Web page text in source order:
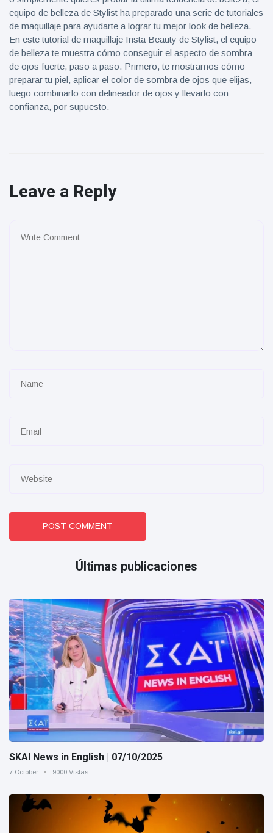
equipo de belleza de Stylist ha preparado una serie de tutoriales
de maquillaje para ayudarte a lograr tu mejor look de belleza.
En este tutorial de maquillaje Insta Beauty de Stylist, el equipo
de belleza te muestra cómo conseguir el aspecto de sombra
de ojos fuerte, paso a paso. Primero, te mostramos cómo
preparar tu piel, aplicar el color de sombra de ojos que elijas,
luego combinarlo con delineador de ojos y llevarlo con
confianza, por supuesto.
Leave a Reply
POST COMMENT
Últimas publicaciones
SKAI News in English | 07/10/2025
7 October 9000 Vistas